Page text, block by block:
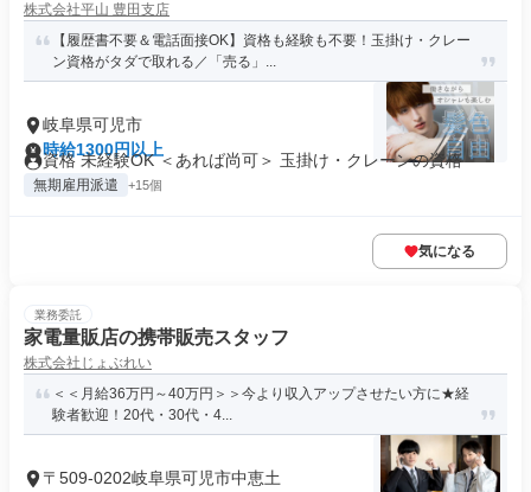
株式会社平山 豊田支店
【履歴書不要＆電話面接OK】資格も経験も不要！玉掛け・クレー
ン資格がタダで取れる／「売る」...
岐阜県可児市
時給1300円以上
資格 未経験OK ＜あれば尚可＞ 玉掛け・クレーンの資格
無期雇用派遣 +15個
気になる
業務委託
家電量販店の携帯販売スタッフ
株式会社じょぶれい
＜＜月給36万円～40万円＞＞今より収入アップさせたい方に★経
験者歓迎！20代・30代・4...
〒509-0202岐阜県可児市中恵土